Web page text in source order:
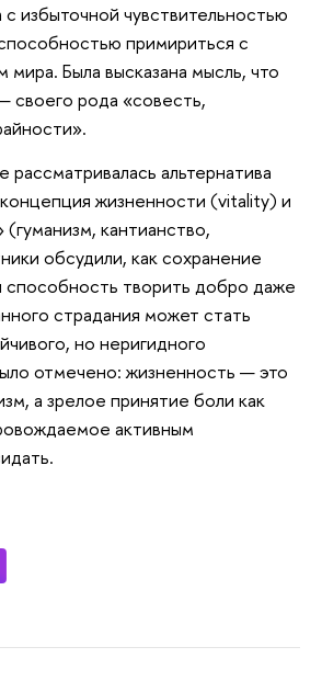
избыточной чувствительностью
примириться с
Была высказана мысль, что
своего рода «совесть,
рассматривалась альтернатива
жизненности (vitality) и
кантианство,
обсудили, как сохранение
способность творить добро даже
страдания может стать
но неригидного
отмечено: жизненность — это
а зрелое принятие боли как
активным